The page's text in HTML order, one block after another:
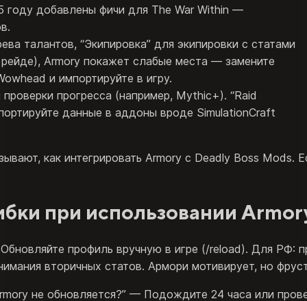
году добавлены фичи для The War Within —
талантов, “Экипировка” для экипировки с статами
Armory покажет слабые места — замените
и импортируйте в игру.
прогресса (например, Mythic+). “Raid
данные в аддоны вроде SimulationCraft
как интегрировать Armory с Deadly Boss Mods.
при использовании
профиль вручную в игре (/reload). Для РФ:
вторичных статов. Армори мотивирует, но
не обновляется?” — Подождите 24 часа или